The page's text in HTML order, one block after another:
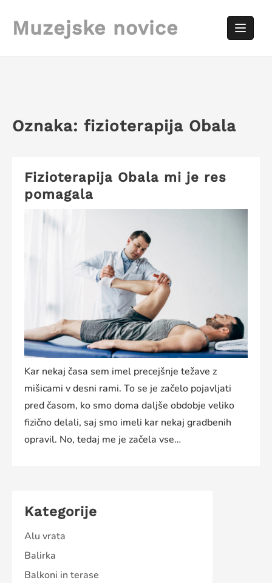
content
Muzejske novice
Oznaka: fizioterapija Obala
Fizioterapija Obala mi je res
pomagala
Kar nekaj časa sem imel precejšnje težave z
mišicami v desni rami. To se je začelo pojavljati
pred časom, ko smo doma daljše obdobje veliko
fizično delali, saj smo imeli kar nekaj gradbenih
opravil. No, tedaj me je začela vse…
Kategorije
Alu vrata
Balirka
Balkoni in terase